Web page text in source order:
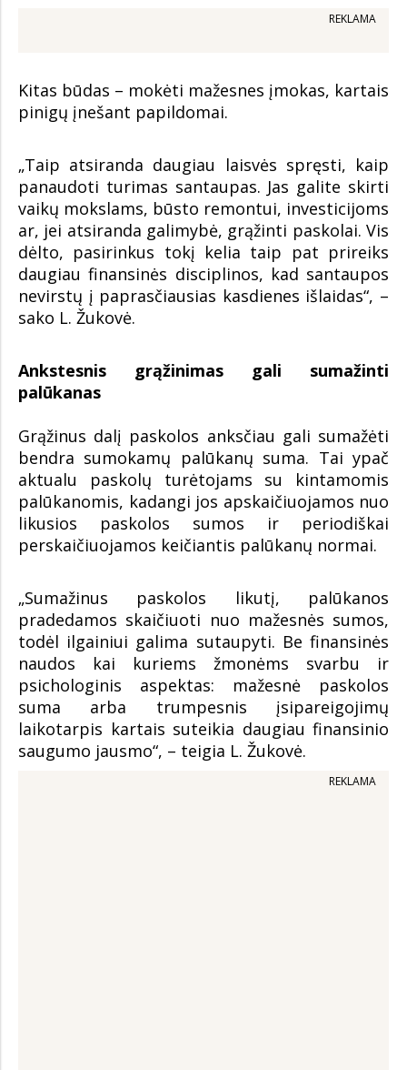
REKLAMA
Kitas būdas – mokėti mažesnes įmokas, kartais
pinigų įnešant papildomai.
„Taip atsiranda daugiau laisvės spręsti, kaip
panaudoti turimas santaupas. Jas galite skirti
vaikų mokslams, būsto remontui, investicijoms
ar, jei atsiranda galimybė, grąžinti paskolai. Vis
dėlto, pasirinkus tokį kelia taip pat prireiks
daugiau finansinės disciplinos, kad santaupos
nevirstų į paprasčiausias kasdienes išlaidas“, –
sako L. Žukovė.
Ankstesnis grąžinimas gali sumažinti
palūkanas
Grąžinus dalį paskolos anksčiau gali sumažėti
bendra sumokamų palūkanų suma. Tai ypač
aktualu paskolų turėtojams su kintamomis
palūkanomis, kadangi jos apskaičiuojamos nuo
likusios paskolos sumos ir periodiškai
perskaičiuojamos keičiantis palūkanų normai.
„Sumažinus paskolos likutį, palūkanos
pradedamos skaičiuoti nuo mažesnės sumos,
todėl ilgainiui galima sutaupyti. Be finansinės
naudos kai kuriems žmonėms svarbu ir
psichologinis aspektas: mažesnė paskolos
suma arba trumpesnis įsipareigojimų
laikotarpis kartais suteikia daugiau finansinio
saugumo jausmo“, – teigia L. Žukovė.
REKLAMA